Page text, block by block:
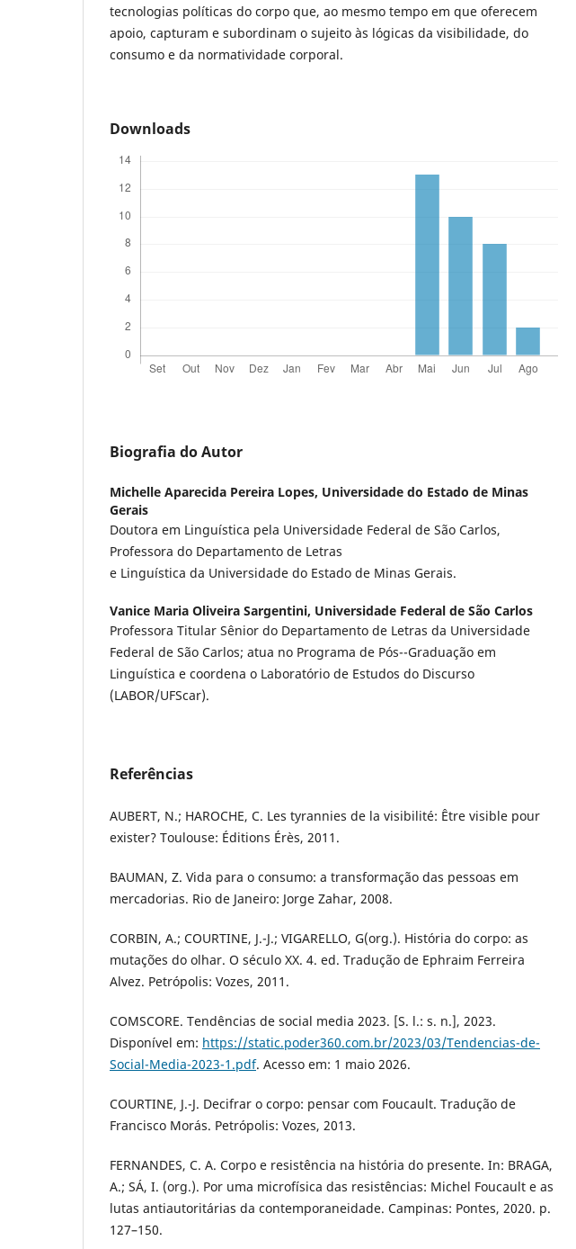
tecnologias políticas do corpo que, ao mesmo tempo em que oferecem
apoio, capturam e subordinam o sujeito às lógicas da visibilidade, do
consumo e da normatividade corporal.
Downloads
Biografia do Autor
Michelle Aparecida Pereira Lopes, Universidade do Estado de Minas
Gerais
Doutora em Linguística pela Universidade Federal de São Carlos,
Professora do Departamento de Letras
e Linguística da Universidade do Estado de Minas Gerais.
Vanice Maria Oliveira Sargentini, Universidade Federal de São Carlos
Professora Titular Sênior do Departamento de Letras da Universidade
Federal de São Carlos; atua no Programa de Pós--Graduação em
Linguística e coordena o Laboratório de Estudos do Discurso
(LABOR/UFScar).
Referências
AUBERT, N.; HAROCHE, C. Les tyrannies de la visibilité: Être visible pour
exister? Toulouse: Éditions Érès, 2011.
BAUMAN, Z. Vida para o consumo: a transformação das pessoas em
mercadorias. Rio de Janeiro: Jorge Zahar, 2008.
CORBIN, A.; COURTINE, J.-J.; VIGARELLO, G(org.). História do corpo: as
mutações do olhar. O século XX. 4. ed. Tradução de Ephraim Ferreira
Alvez. Petrópolis: Vozes, 2011.
COMSCORE. Tendências de social media 2023. [S. l.: s. n.], 2023.
Disponível em: https://static.poder360.com.br/2023/03/Tendencias-de-
Social-Media-2023-1.pdf. Acesso em: 1 maio 2026.
COURTINE, J.-J. Decifrar o corpo: pensar com Foucault. Tradução de
Francisco Morás. Petrópolis: Vozes, 2013.
FERNANDES, C. A. Corpo e resistência na história do presente. In: BRAGA,
A.; SÁ, I. (org.). Por uma microfísica das resistências: Michel Foucault e as
lutas antiautoritárias da contemporaneidade. Campinas: Pontes, 2020. p.
127–150.